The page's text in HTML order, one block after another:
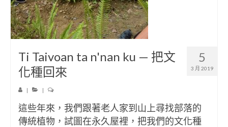
5
3 月 2019
Ti Taivoan ta n'nan ku — 把文
化種回來
| |
這些年來，我們跟著老人家到山上尋找部落的
傳統植物，試圖在永久屋裡，把我們的文化種